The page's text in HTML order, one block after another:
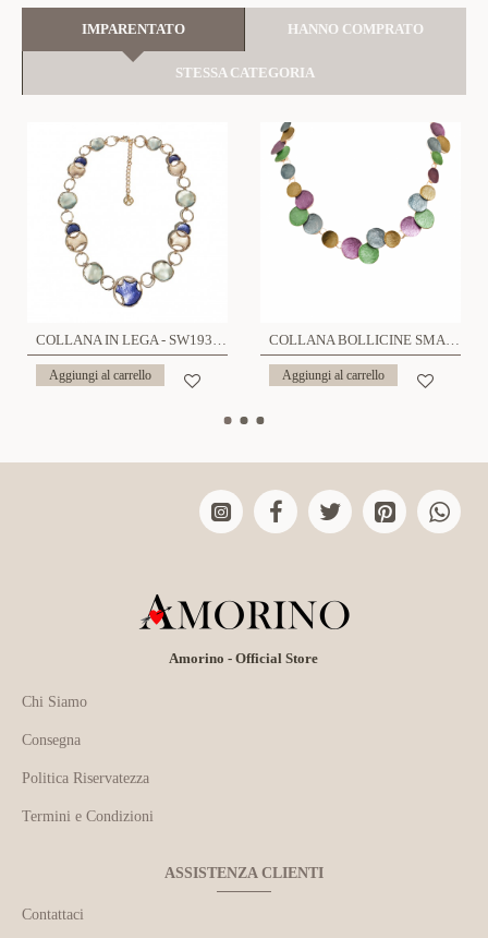
IMPARENTATO HANNO COMPRATO
STESSA CATEGORIA
COLLANA IN LEGA - SW1933112A18
Aggiungi al carrello
COLLANA BOLLICINE SMALTATE - SW24624A772
Aggiungi al carrello
Amorino - Official Store
Chi Siamo
Consegna
Politica Riservatezza
Termini e Condizioni
ASSISTENZA CLIENTI
Contattaci